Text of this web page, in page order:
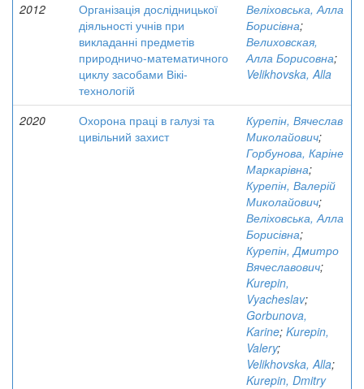
2012
Організація дослідницької
діяльності учнів при
викладанні предметів
природничо-математичного
циклу засобами Вікі-
технологій
Веліховська, Алла
Борисівна;
Велиховская,
Алла Борисовна;
Velikhovska, Alla
2020
Охорона праці в галузі та
цивільний захист
Курепін, Вячеслав
Миколайович;
Горбунова, Каріне
Маркарівна;
Курепін, Валерій
Миколайович;
Веліховська, Алла
Борисівна;
Курепін, Дмитро
Вячеславович;
Kurepin,
Vyacheslav;
Gorbunova,
Karine; Kurepin,
Valery;
Velikhovska, Alla;
Kurepin, Dmitry